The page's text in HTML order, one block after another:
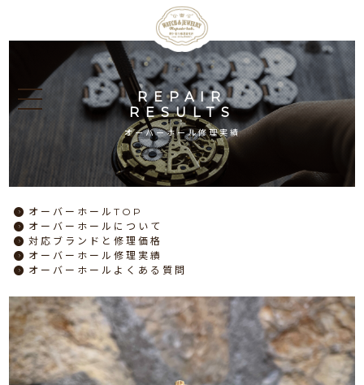
REPAIR
RESULTS
オーバーホール修理実績
オーバーホールTOP
オーバーホール について
対応ブランドと修理価格
オーバーホール修理実績
オーバーホール よくある質問